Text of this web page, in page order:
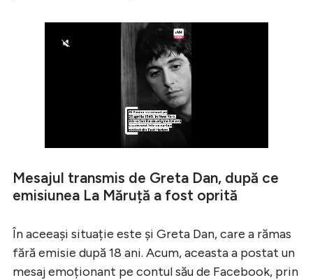
Mesajul transmis de Greta Dan, după ce
emisiunea La Măruță a fost oprită
În aceeași situație este și Greta Dan, care a rămas
fără emisie după 18 ani. Acum, aceasta a postat un
mesaj emoționant pe contul său de Facebook, prin